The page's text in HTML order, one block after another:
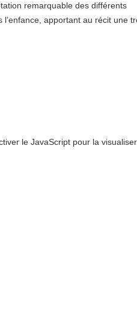
remarquable des différents
apportant au récit une
le JavaScript pour la visualiser.